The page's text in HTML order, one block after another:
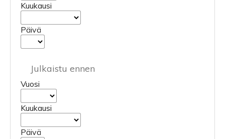
Kuukausi
Päivä
Julkaistu ennen
Vuosi
Kuukausi
Päivä